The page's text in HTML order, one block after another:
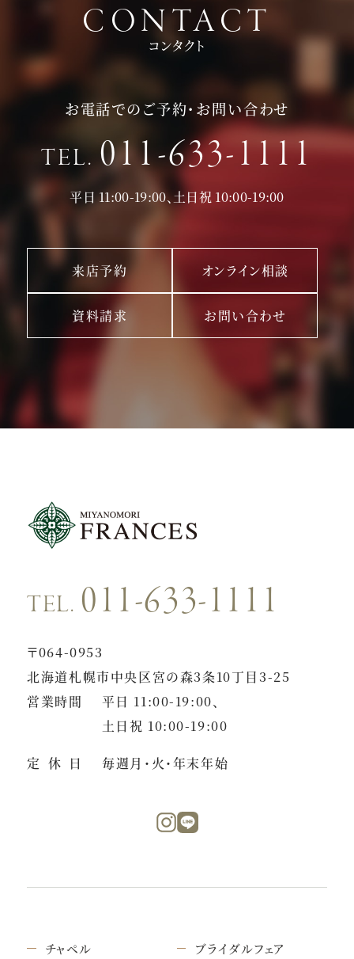
CONTACT
コンタクト
お電話でのご予約・お問い合わせ
TEL. 011-633-1111
平日 11:00-19:00、土日祝 10:00-19:00
来店予約 オンライン相談
資料請求 お問い合わせ
TEL. 011-633-1111
〒064-0953
北海道札幌市中央区宮の森3条10丁目3-25
営業時間
平日 11:00-19:00、
土日祝 10:00-19:00
定休日 毎週月・火・年末年始
チャペル
ブライダルフェア